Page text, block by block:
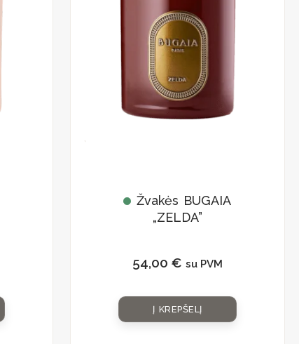
Žvakės BUGAIA
„ZELDA”
54,00 € su PVM
Į KREPŠELĮ